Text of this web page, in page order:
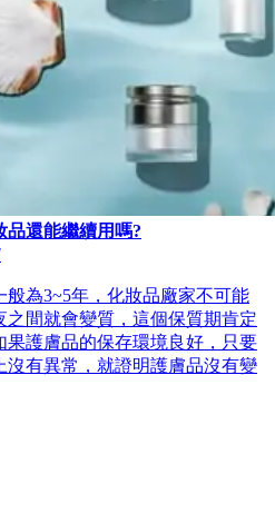
品還能繼續用嗎?
為3~5年，化妝品廠家不可能
之間就會變質，這個保質期肯定
果護膚品的保存環境良好，只要
沒有異常，就證明護膚品沒有變